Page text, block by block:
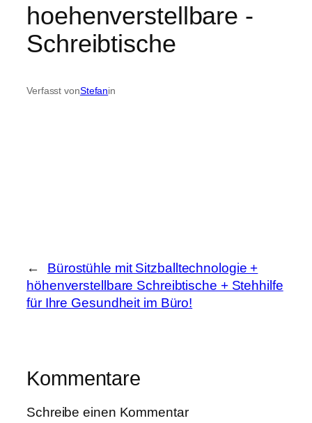
hoehenverstellbare -
Schreibtische
Verfasst vonStefanin
←
Bürostühle mit Sitzballtechnologie +
höhenverstellbare Schreibtische + Stehhilfe
für Ihre Gesundheit im Büro!
Kommentare
Schreibe einen Kommentar